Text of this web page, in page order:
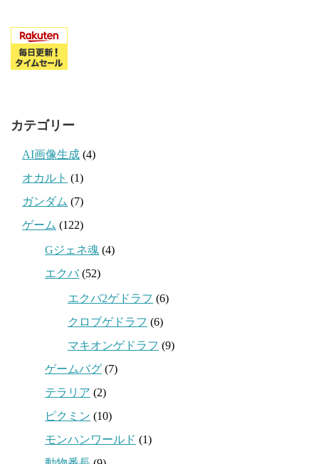
カテゴリー
AI画像生成 (4)
オカルト (1)
ガンダム (7)
ゲーム (122)
Gジェネ魂 (4)
エクバ(52)
エクバ2ゲドラフ (6)
クロブゲドラフ (6)
マキオンゲドラフ (9)
ゲームバグ (7)
テラリア (2)
ピクミン (10)
モンハンワールド (1)